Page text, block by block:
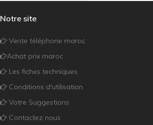
Notre site
Vente téléphone maroc
Achat prix maroc
Les fiches techniques
Conditions d'utilisation
Votre Suggestions
Contactez nous